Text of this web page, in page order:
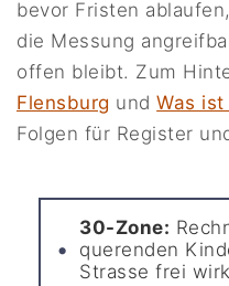
bevor Fristen
die Messung
offen bleibt. Zum
Flensburg undWas ist
Folgen für Register
30-Zone:
querenden
Strasse frei